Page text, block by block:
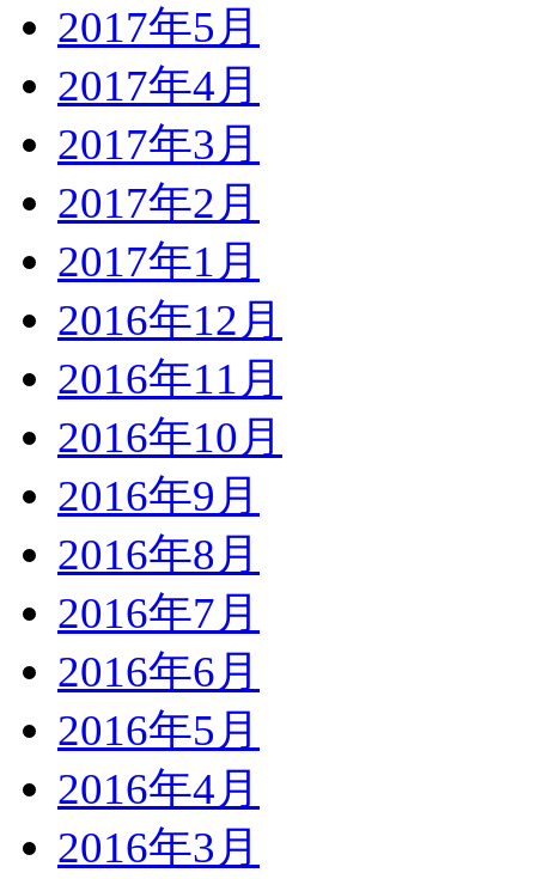
2017年5月
2017年4月
2017年3月
2017年2月
2017年1月
2016年12月
2016年11月
2016年10月
2016年9月
2016年8月
2016年7月
2016年6月
2016年5月
2016年4月
2016年3月